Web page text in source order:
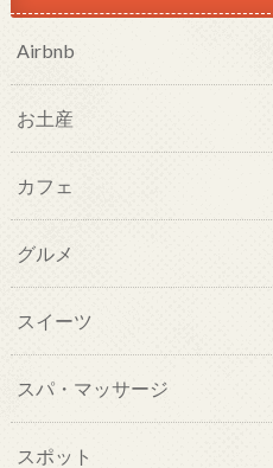
Airbnb
お土産
カフェ
グルメ
スイーツ
スパ・マッサージ
スポット